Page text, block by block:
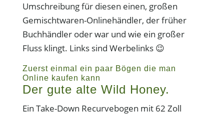
Umschreibung für diesen einen, großen
Gemischtwaren-Onlinehändler, der früher
Buchhändler oder war und wie ein großer
Fluss klingt. Links sind Werbelinks 😉
Zuerst einmal ein paar Bögen die man
Online kaufen kann
Der gute alte Wild Honey.
Ein Take-Down Recurvebogen mit 62 Zoll